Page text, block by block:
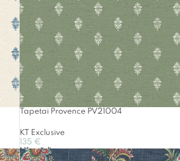
Tapetai Provence PV21004
KT Exclusive
135 €
Į Krepšelį